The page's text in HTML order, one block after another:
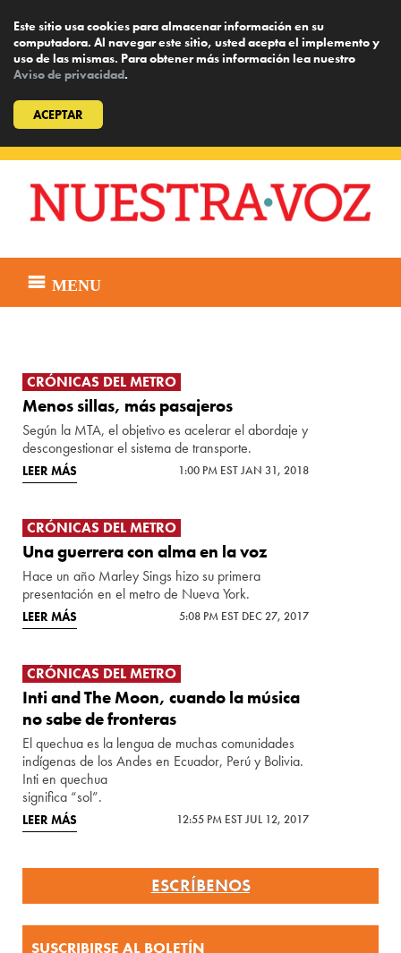
Este sitio usa cookies para almacenar información en su
computadora. Al navegar este sitio, usted acepta el implemento y
uso de las mismas. Para obtener más información lea nuestro
Aviso de privacidad.
ACEPTAR
content
MENU
CRÓNICAS DEL METRO
Menos sillas, más pasajeros
Según la MTA, el objetivo es acelerar el abordaje y
descongestionar el sistema de transporte.
LEER MÁS 1:00 PM EST JAN 31, 2018
CRÓNICAS DEL METRO
Una guerrera con alma en la voz
Hace un año Marley Sings hizo su primera
presentación en el metro de Nueva York.
LEER MÁS 5:08 PM EST DEC 27, 2017
CRÓNICAS DEL METRO
Inti and The Moon, cuando la música
no sabe de fronteras
El quechua es la lengua de muchas comunidades
indígenas de los Andes en Ecuador, Perú y Bolivia.
Inti en quechua
significa “sol”.
LEER MÁS 12:55 PM EST JUL 12, 2017
ESCRÍBENOS
SUSCRIBIRSE AL BOLETÍN